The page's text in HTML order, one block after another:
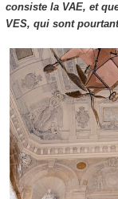
consiste la VAE, et
VES, qui sont